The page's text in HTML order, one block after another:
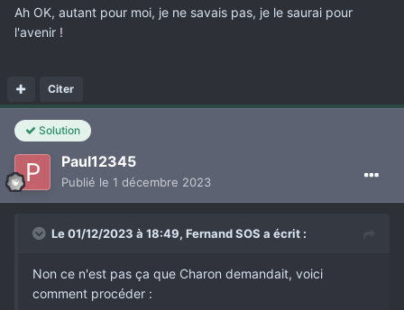
des gens ne partageait pas manuellement la configuration
et donner le lien directement. C'est plus simple comme
Ah OK, autant pour moi, je ne savais pas, je le saurai pour
l'avenir !
Citer
Solution
Paul12345
Publié le 1 décembre 2023
Le 01/12/2023 à 18:49, Fernand SOS a écrit :
Non ce n'est pas ça que Charon demandait, voici
comment procéder :